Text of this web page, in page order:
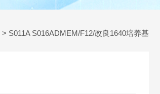
> S011A S016ADMEM/F12/改良1640培养基